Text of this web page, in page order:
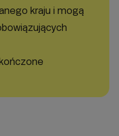
kraju i mogą